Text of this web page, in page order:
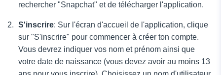
rechercher "Snapchat" et de télécharger l'application.
S'inscrire: Sur l'écran d'accueil de l'application, clique
sur "S'inscrire" pour commencer à créer ton compte.
Vous devrez indiquer vos nom et prénom ainsi que
votre date de naissance (vous devez avoir au moins 13